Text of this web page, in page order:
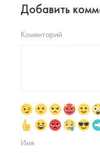
Добавить
Коментарий
Имя